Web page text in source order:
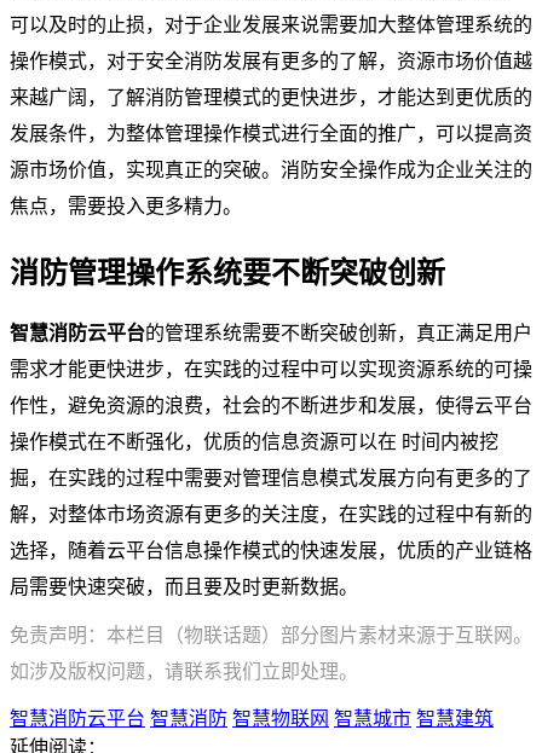
可以及时的止损，对于企业发展来说需要加大整体管理系统的
操作模式，对于安全消防发展有更多的了解，资源市场价值越
来越广阔，了解消防管理模式的更快进步，才能达到更优质的
发展条件，为整体管理操作模式进行全面的推广，可以提高资
源市场价值，实现真正的突破。消防安全操作成为企业关注的
焦点，需要投入更多精力。
消防管理操作系统要不断突破创新
智慧消防云平台的管理系统需要不断突破创新，真正满足用户
需求才能更快进步，在实践的过程中可以实现资源系统的可操
作性，避免资源的浪费，社会的不断进步和发展，使得云平台
操作模式在不断强化，优质的信息资源可以在 时间内被挖
掘，在实践的过程中需要对管理信息模式发展方向有更多的了
解，对整体市场资源有更多的关注度，在实践的过程中有新的
选择，随着云平台信息操作模式的快速发展，优质的产业链格
局需要快速突破，而且要及时更新数据。
免责声明：本栏目（物联话题）部分图片素材来源于互联网。
如涉及版权问题，请联系我们立即处理。
智慧消防云平台 智慧消防 智慧物联网 智慧城市 智慧建筑
延伸阅读：